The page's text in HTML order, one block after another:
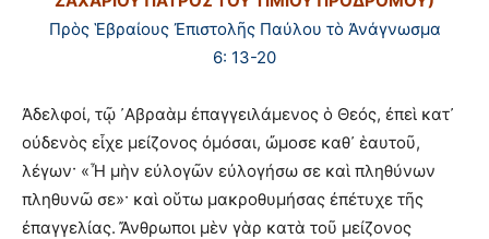
Πρὸς Ἑβραίους Ἐπιστολῆς Παύλου τὸ Ἀνάγνωσμα
6: 13-20
Ἀδελφοί, τῷ ᾿Αβραὰμ ἐπαγγειλάμενος ὁ Θεός, ἐπεὶ κατ᾿
οὐδενὸς εἶχε μείζονος ὀμόσαι, ὤμοσε καθ᾿ ἑαυτοῦ,
λέγων· «Ἦ μὴν εὐλογῶν εὐλογήσω σε καὶ πληθύνων
πληθυνῶ σε»· καὶ οὕτω μακροθυμήσας ἐπέτυχε τῆς
ἐπαγγελίας. Ἄνθρωποι μὲν γὰρ κατὰ τοῦ μείζονος